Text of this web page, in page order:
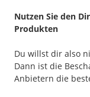
Nutzen Sie den
Produkten
Du willst dir also
Dann ist die
Anbietern die